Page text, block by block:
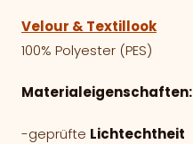
Velour & Textillook
100% Polyester (PES)
Materialeigenschaften:
-geprüfte Lichtechtheit